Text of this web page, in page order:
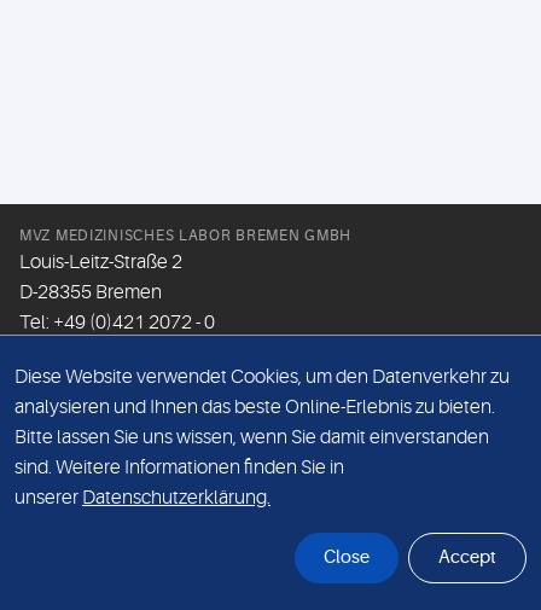
MVZ MEDIZINISCHES LABOR BREMEN GMBH
Louis-Leitz-Straße 2
D-28355 Bremen
Tel: +49 (0)421 2072 - 0
Email:info@mlhb.de
DATENSCHUTZ
IMPRESSUM
Diese Website verwendet Cookies, um den Datenverkehr zu
analysieren und Ihnen das beste Online-Erlebnis zu bieten.
Bitte lassen Sie uns wissen, wenn Sie damit einverstanden
sind. Weitere Informationen finden Sie in
unserer Datenschutzerklärung.
Close Accept